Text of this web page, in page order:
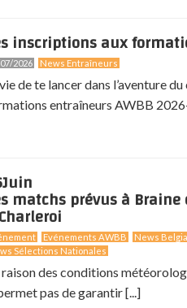
inscriptions aux
2026 News Entraîneurs
de te lancer dans l’aventure
entraîneurs AWBB
Juin
matchs prévus à
Evénements AWBB News
Sélections Nationales
raison des conditions
pas de garantir [...]